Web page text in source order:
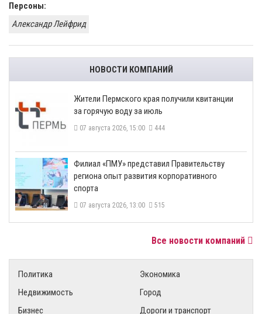
Персоны:
Александр Лейфрид
НОВОСТИ КОМПАНИЙ
​Жители Пермского края получили квитанции
за горячую воду за июль
07 августа 2026, 15:00 444
​Филиал «ПМУ» представил Правительству
региона опыт развития корпоративного
спорта
07 августа 2026, 13:00 515
Все новости компаний
Политика
Экономика
Недвижимость
Город
Бизнес
Дороги и транспорт